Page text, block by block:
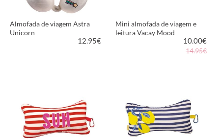
Almofada de viagem Astra
Unicorn
12.95€
Mini almofada de viagem e
leitura Vacay Mood
10.00€
14.95€